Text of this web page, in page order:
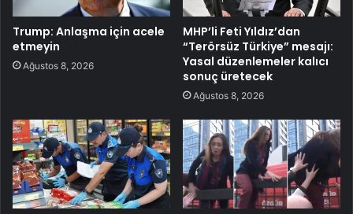
Trump: Anlaşma için acele
etmeyin
Ağustos 8, 2026
MHP’li Feti Yıldız’dan
“Terörsüz Türkiye” mesajı:
Yasal düzenlemeler kalıcı
sonuç üretecek
Ağustos 8, 2026